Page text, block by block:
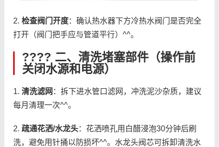
2. 检查阀门开度：确认热水器下方冷热水阀门是否完全
打开（阀门把手应与管道平行）^^。
???? 二、清洗堵塞部件（操作前
关闭水源和电源）
1. 清洗滤网 ：拆下进水管口滤网，冲洗泥沙杂质，建议
每月清理一次^^。
2. 疏通花洒/水龙头：花洒喷孔用白醋浸泡30分钟后刷
洗，避免用针捅以防损坏^^。水龙头阀芯可拆卸清洗水